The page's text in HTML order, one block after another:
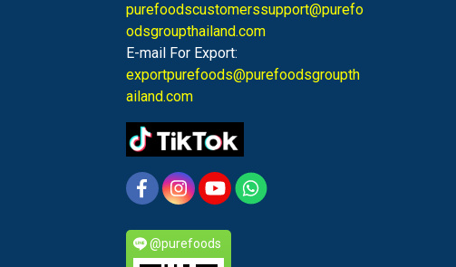
purefoodscustomerssupport@purefo
odsgroupthailand.com
E-mail For Export:
exportpurefoods@purefoodsgroupth
ailand.com
@purefoods